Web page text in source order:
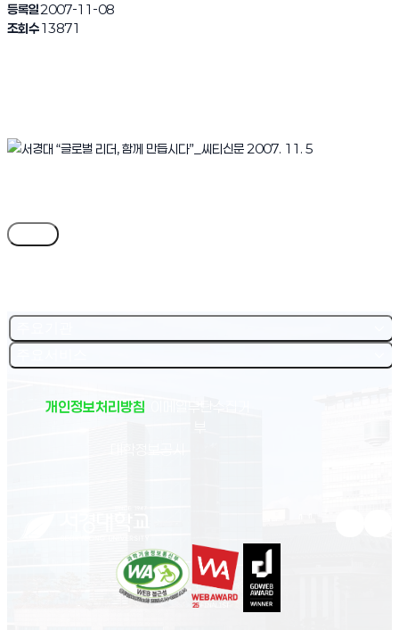
등록일2007-11-08
조회수13871
개인정보처리방침